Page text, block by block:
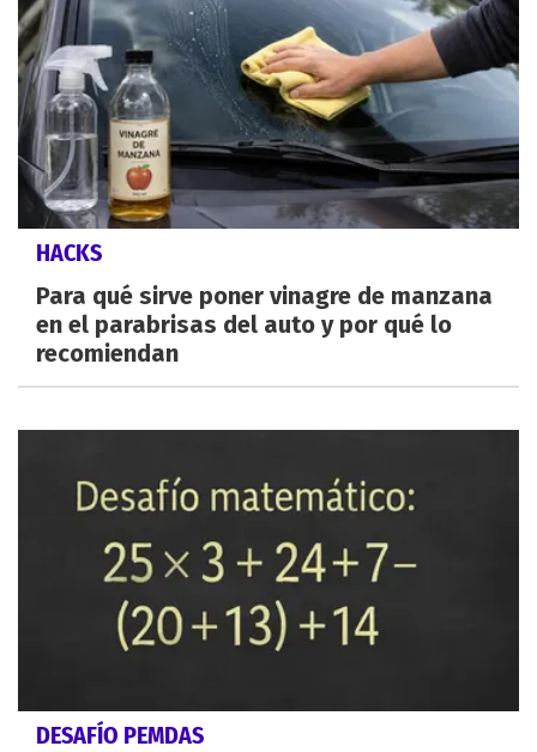
HACKS
Para qué sirve poner vinagre de manzana
en el parabrisas del auto y por qué lo
recomiendan
DESAFÍO PEMDAS